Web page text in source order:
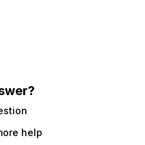
help